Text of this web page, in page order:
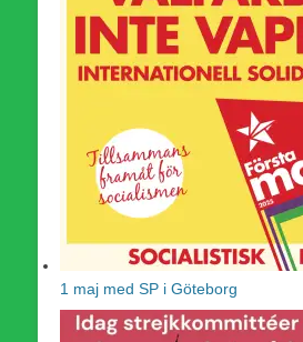
1 maj med SP i Göteborg